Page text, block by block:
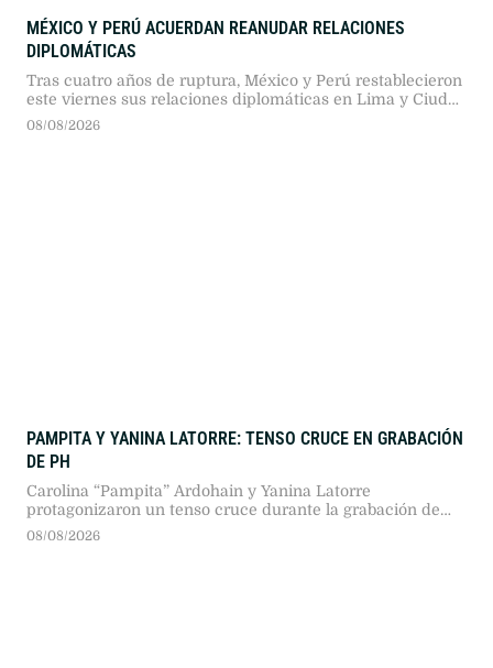
MÉXICO Y PERÚ ACUERDAN REANUDAR RELACIONES
DIPLOMÁTICAS
Tras cuatro años de ruptura, México y Perú restablecieron
este viernes sus relaciones diplomáticas en Lima y Ciudad
de México, luego de que el nuevo gobierno peruano
08/08/2026
PAMPITA Y YANINA LATORRE: TENSO CRUCE EN GRABACIÓN
DE PH
Carolina “Pampita” Ardohain y Yanina Latorre
protagonizaron un tenso cruce durante la grabación de
PH, Podemos Hablar. Discrepancias sobre el trabajo
08/08/2026